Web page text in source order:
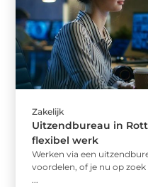
Zakelijk
Uitzendbureau in
flexibel werk
Werken via een
voordelen, of je nu op
...